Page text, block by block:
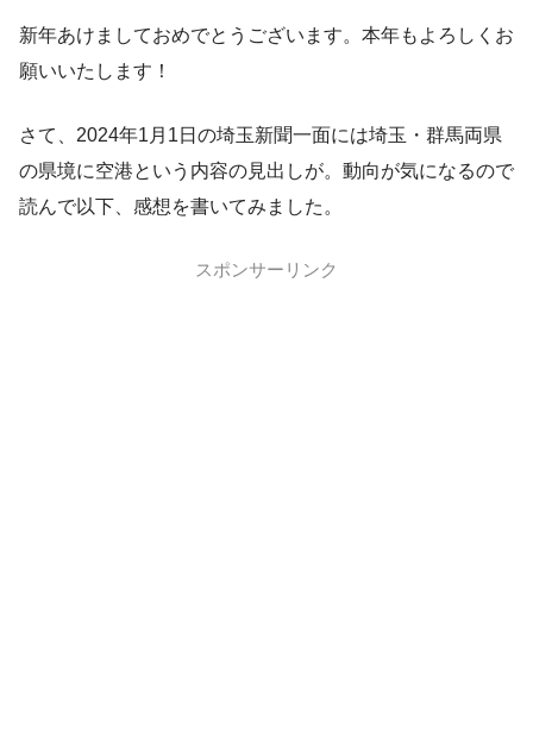
新年あけましておめでとうございます。本年もよろしくお
願いいたします！
さて、2024年1月1日の埼玉新聞一面には埼玉・群馬両県
の県境に空港という内容の見出しが。動向が気になるので
読んで以下、感想を書いてみました。
スポンサーリンク